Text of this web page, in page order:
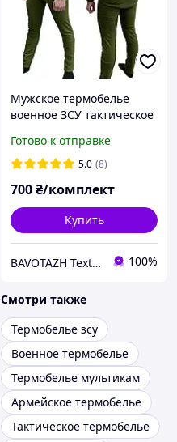
Мужское термобелье
военное ЗСУ тактическое
олива, арт. 028
Готово к отправке
5.0 (8)
700₴/комплект
Купить
BAVOTAZH Textile 100%
Смотри также
Термобелье зсу
Военное термобелье
Термобелье мультикам
Армейское термобелье
Тактическое термобелье